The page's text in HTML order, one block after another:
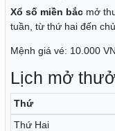
Xổ số miền bắc mở
tuần, từ thứ hai đến
Mệnh giá vé: 10.000
Lịch mở
Thứ
Thứ Hai